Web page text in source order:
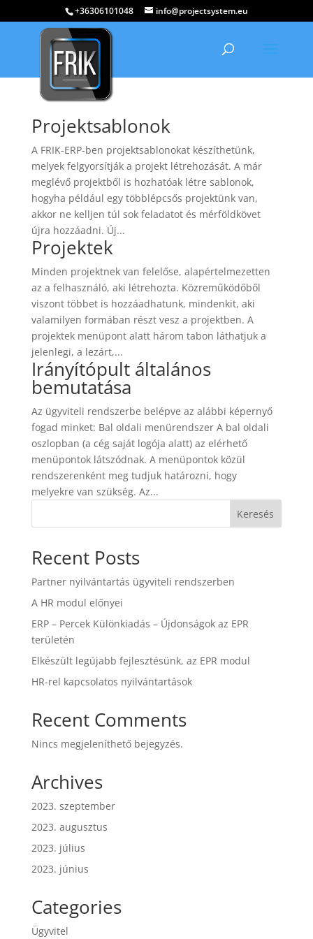
+36306101048 info@projectsystem.eu
Projektsablonok
A FRIK-ERP-ben projektsablonokat készíthetünk,
melyek felgyorsítják a projekt létrehozását. A már
meglévő projektből is hozhatóak létre sablonok,
hogyha például egy többlépcsős projektünk van,
akkor ne kelljen túl sok feladatot és mérföldkövet
újra hozzáadni. Új...
Projektek
Minden projektnek van felelőse, alapértelmezetten
az a felhasználó, aki létrehozta. Közreműködőből
viszont többet is hozzáadhatunk, mindenkit, aki
valamilyen formában részt vesz a projektben. A
projektek menüpont alatt három tabon láthatjuk a
jelenlegi, a lezárt,...
Irányítópult általános
bemutatása
Az ügyviteli rendszerbe belépve az alábbi képernyő
fogad minket: Bal oldali menürendszer A bal oldali
oszlopban (a cég saját logója alatt) az elérhető
menüpontok látszódnak. A menüpontok közül
rendszerenként meg tudjuk határozni, hogy
melyekre van szükség. Az...
Keresés
Recent Posts
Partner nyilvántartás ügyviteli rendszerben
A HR modul előnyei
ERP – Percek Különkiadás – Újdonságok az EPR
területén
Elkészült legújabb fejlesztésünk, az EPR modul
HR-rel kapcsolatos nyilvántartások
Recent Comments
Nincs megjeleníthető bejegyzés.
Archives
2023. szeptember
2023. augusztus
2023. július
2023. június
Categories
Ügyvitel